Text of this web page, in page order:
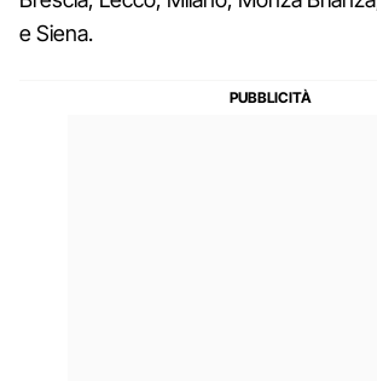
e Siena.